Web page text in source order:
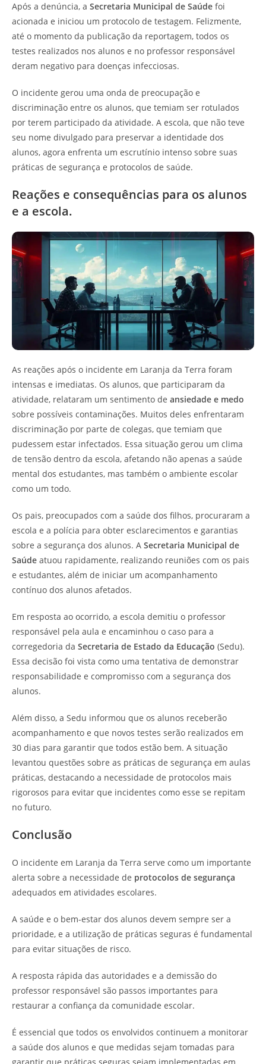
Após a denúncia, a Secretaria Municipal de Saúde foi
acionada e iniciou um protocolo de testagem. Felizmente,
até o momento da publicação da reportagem, todos os
testes realizados nos alunos e no professor responsável
deram negativo para doenças infecciosas.
O incidente gerou uma onda de preocupação e
discriminação entre os alunos, que temiam ser rotulados
por terem participado da atividade. A escola, que não teve
seu nome divulgado para preservar a identidade dos
alunos, agora enfrenta um escrutínio intenso sobre suas
práticas de segurança e protocolos de saúde.
Reações e consequências para os alunos
e a escola.
As reações após o incidente em Laranja da Terra foram
intensas e imediatas. Os alunos, que participaram da
atividade, relataram um sentimento de ansiedade e medo
sobre possíveis contaminações. Muitos deles enfrentaram
discriminação por parte de colegas, que temiam que
pudessem estar infectados. Essa situação gerou um clima
de tensão dentro da escola, afetando não apenas a saúde
mental dos estudantes, mas também o ambiente escolar
como um todo.
Os pais, preocupados com a saúde dos filhos, procuraram a
escola e a polícia para obter esclarecimentos e garantias
sobre a segurança dos alunos. A Secretaria Municipal de
Saúde atuou rapidamente, realizando reuniões com os pais
e estudantes, além de iniciar um acompanhamento
contínuo dos alunos afetados.
Em resposta ao ocorrido, a escola demitiu o professor
responsável pela aula e encaminhou o caso para a
corregedoria da Secretaria de Estado da Educação (Sedu).
Essa decisão foi vista como uma tentativa de demonstrar
responsabilidade e compromisso com a segurança dos
alunos.
Além disso, a Sedu informou que os alunos receberão
acompanhamento e que novos testes serão realizados em
30 dias para garantir que todos estão bem. A situação
levantou questões sobre as práticas de segurança em aulas
práticas, destacando a necessidade de protocolos mais
rigorosos para evitar que incidentes como esse se repitam
no futuro.
Conclusão
O incidente em Laranja da Terra serve como um importante
alerta sobre a necessidade de protocolos de segurança
adequados em atividades escolares.
A saúde e o bem-estar dos alunos devem sempre ser a
prioridade, e a utilização de práticas seguras é fundamental
para evitar situações de risco.
A resposta rápida das autoridades e a demissão do
professor responsável são passos importantes para
restaurar a confiança da comunidade escolar.
É essencial que todos os envolvidos continuem a monitorar
a saúde dos alunos e que medidas sejam tomadas para